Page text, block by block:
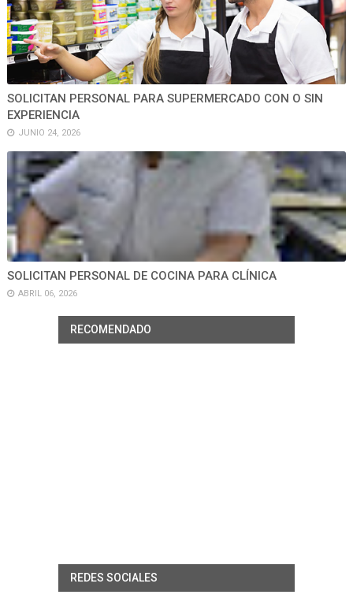
SOLICITAN PERSONAL PARA SUPERMERCADO CON O SIN
EXPERIENCIA
JUNIO 24, 2026
SOLICITAN PERSONAL DE COCINA PARA CLÍNICA
ABRIL 06, 2026
RECOMENDADO
REDES SOCIALES